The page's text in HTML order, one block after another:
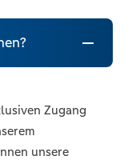
Zugang
unsere